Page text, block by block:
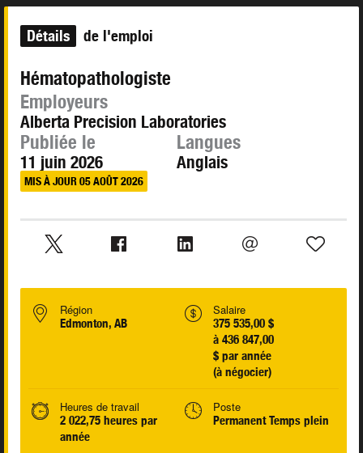
Détails de l'emploi
Hématopathologiste
Employeurs
Alberta Precision Laboratories
Publiée le
11 juin 2026
MIS À JOUR 05 AOÛT 2026
Langues
Anglais
Région
Edmonton, AB
Salaire
375 535,00 $
à 436 847,00
$ par année
(à négocier)
Heures de travail
2 022,75 heures par
année
Poste
Permanent Temps plein